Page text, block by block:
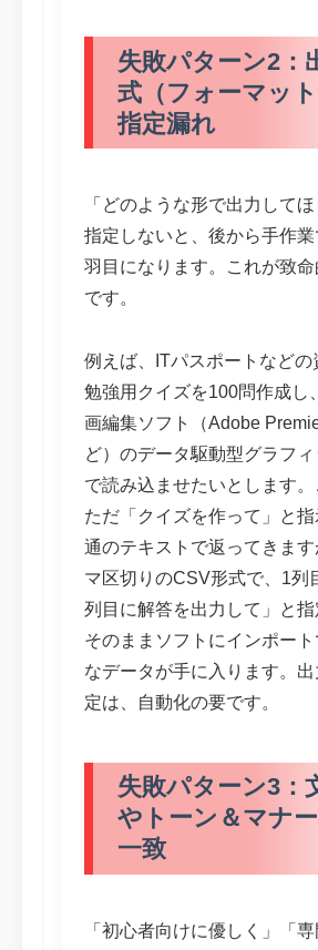
失敗パターン2：
式（フォーマッ
指定漏れ
「どのような形で出力して
指定しないと、後から手作業
羽目になります。これが致命
です。
例えば、ITパスポートなどの
勉強用クイズを100問作成し
画編集ソフト（Adobe
ど）のデータ駆動型グラフ
で読み込ませたいとします。
ただ「クイズを作って」と
通のテキストで返ってきま
マ区切りのCSV形式で、1列
列目に解答を出力して」と指
そのままソフトにインポー
なデータが手に入ります。
定は、自動化の要です。
失敗パターン3：
やトーン＆マナ
一致
「初心者向けに優しく」「